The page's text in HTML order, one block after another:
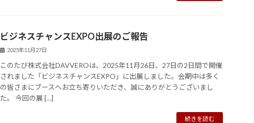
ビジネスチャンスEXPO出展のご報告
2025年11月27日
このたび株式会社DAVVEROは、2025年11月26日、27日の2日間で開催
されました「ビジネスチャンスEXPO」に出展しました。会期中は多く
の皆さまにブースへお立ち寄りいただき、誠にありがとうございまし
た。 今回の展 […]
続きを読む